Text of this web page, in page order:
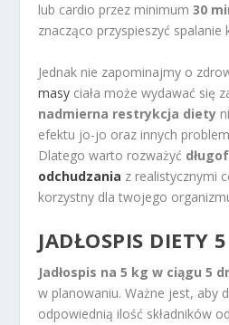
lub cardio przez minimum30
znacząco przyspieszyć spalanie
Jednak nie zapominajmy o
masy ciała może wydawać się
nadmierna restrykcja diety
efektu jo-jo oraz innych
Dlatego warto rozważyć
odchudzania z realistycznymi
korzystny dla twojego
JADŁOSPIS DIETY
Jadłospis na 5 kg w ciągu 5
w planowaniu. Ważne jest, aby
odpowiednią ilość składników